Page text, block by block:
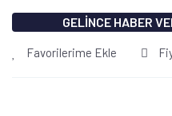
GELİNCE HABER
Favorilerime Ekle